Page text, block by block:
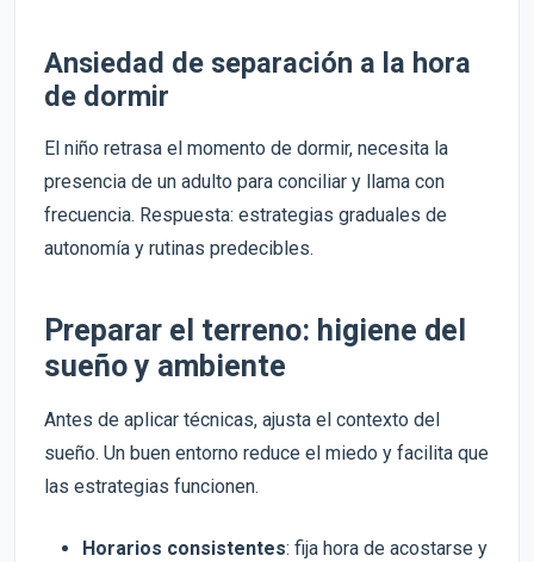
Ansiedad de separación a la hora
de dormir
El niño retrasa el momento de dormir, necesita la
presencia de un adulto para conciliar y llama con
frecuencia. Respuesta: estrategias graduales de
autonomía y rutinas predecibles.
Preparar el terreno: higiene del
sueño y ambiente
Antes de aplicar técnicas, ajusta el contexto del
sueño. Un buen entorno reduce el miedo y facilita que
las estrategias funcionen.
Horarios consistentes: fija hora de acostarse y